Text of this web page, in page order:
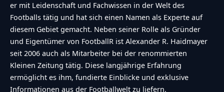
er mit Leidenschaft und Fachwissen in der Welt des
Footballs tätig und hat sich einen Namen als Experte auf
diesem Gebiet gemacht. Neben seiner Rolle als Gründer
und Eigentümer von FootballR ist Alexander R. Haidmayer
seit 2006 auch als Mitarbeiter bei der renommierten
Kleinen Zeitung tätig. Diese langjährige Erfahrung
ermöglicht es ihm, fundierte Einblicke und exklusive
Informationen aus der Footballwelt zu liefern.